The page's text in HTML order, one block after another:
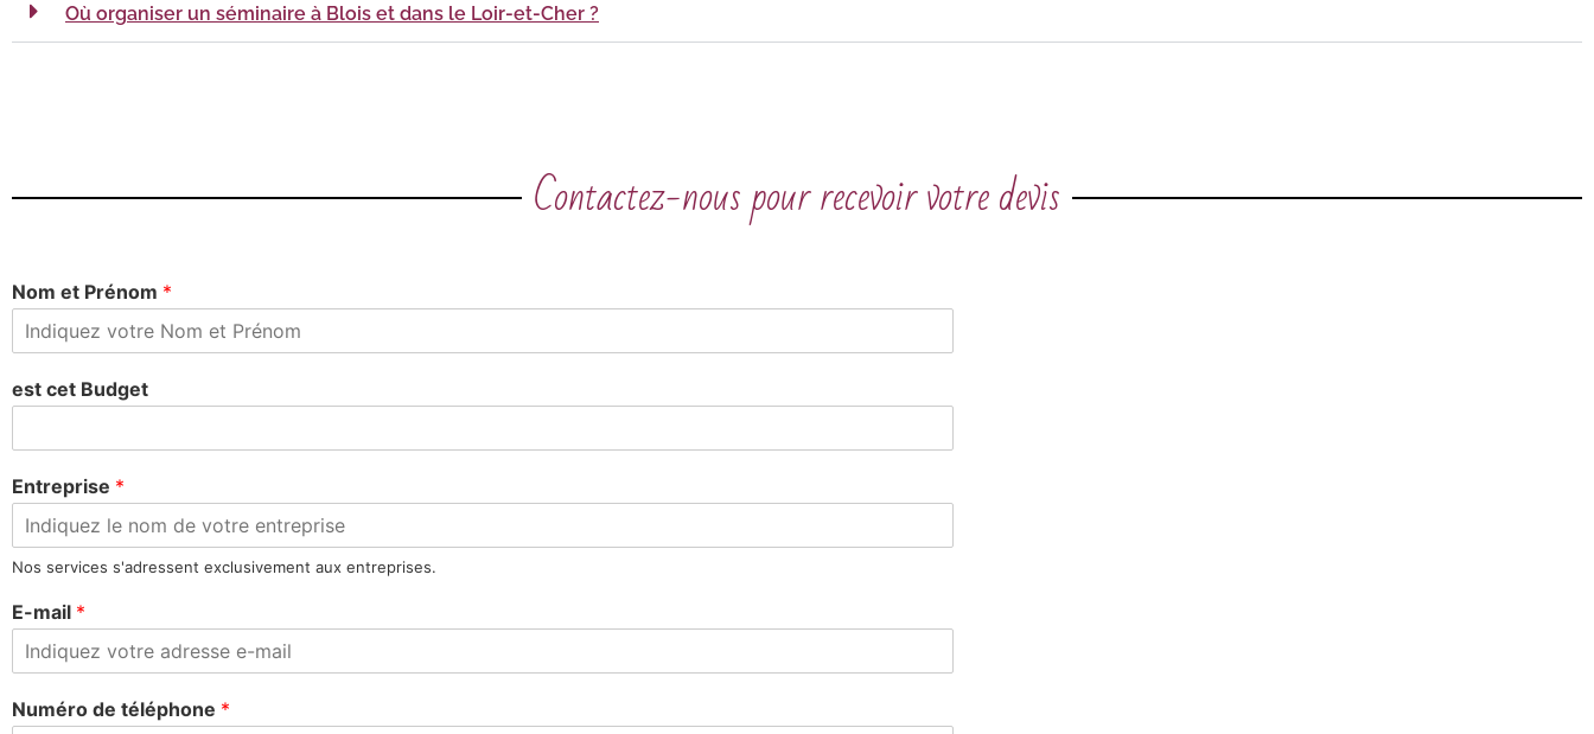
Où organiser un séminaire à Blois et dans le Loir-et-Cher ?
Contactez-nous pour recevoir votre devis
Nom et Prénom *
est cet Budget
Entreprise *
Nos services s'adressent exclusivement aux entreprises.
E-mail *
Numéro de téléphone *